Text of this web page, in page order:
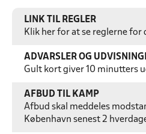
LINK TIL REGLER
Klik her for at se reglerne for
ADVARSLER OG
Gult kort giver 10 minutters
AFBUD TIL KAMP
Afbud skal meddeles
København senest 2